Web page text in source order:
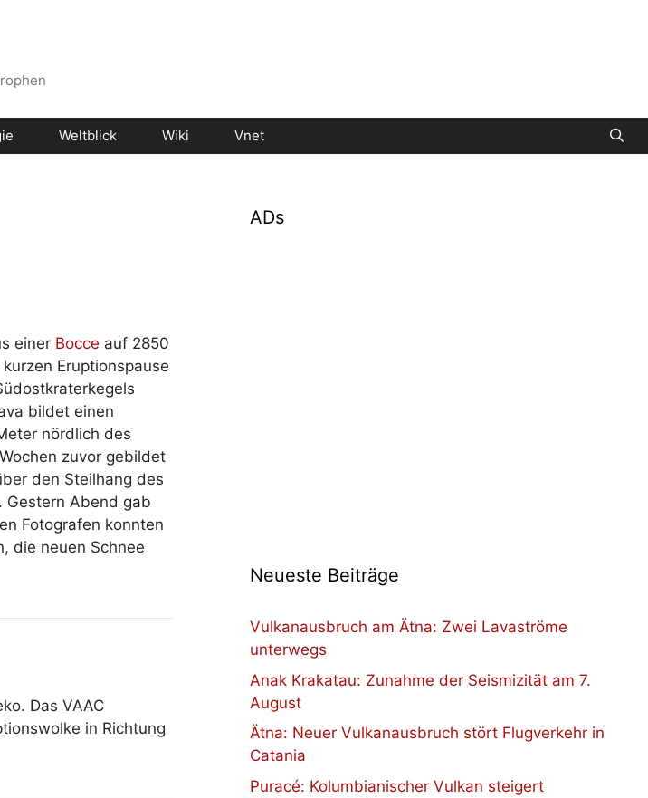
Weltblick Wiki Vnet
einer Bocce auf 2850
Eruptionspause
bildet einen
nördlich des
zuvor gebildet
den Steilhang des
Gestern Abend gab
Fotografen konnten
die neuen Schnee
Das VAAC
in Richtung
ADs
Neueste Beiträge
Vulkanausbruch am Ätna: Zwei Lavaströme
unterwegs
Anak Krakatau: Zunahme der Seismizität am 7.
August
Ätna: Neuer Vulkanausbruch stört Flugverkehr in
Catania
Puracé: Kolumbianischer Vulkan steigert